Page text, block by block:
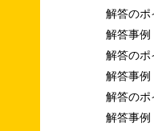
解答のポ
解答事例
解答のポ
解答事例
解答のポ
解答事例